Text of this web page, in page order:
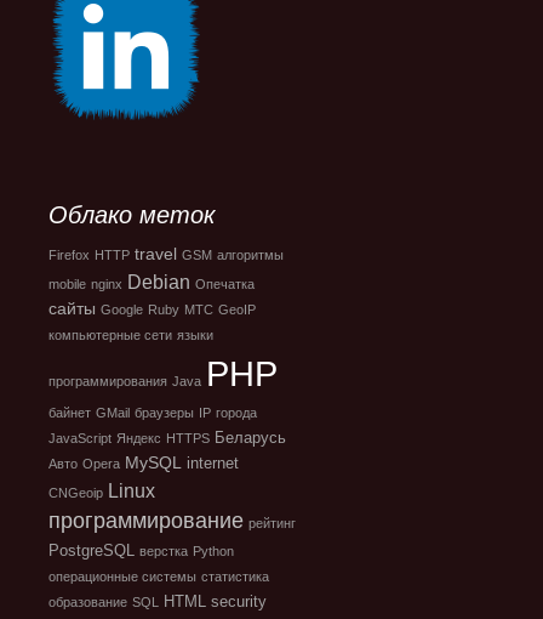
Облако меток
Firefox HTTP travel GSM алгоритмы
mobile nginx Debian Опечатка
сайты Google Ruby МТС GeoIP
компьютерные сети языки
программирования Java PHP
байнет GMail браузеры IP города
JavaScript Яндекс HTTPS Беларусь
Авто Opera MySQL internet
CNGeoip Linux
программирование рейтинг
PostgreSQL верстка Python
операционные системы статистика
образование SQL HTML security